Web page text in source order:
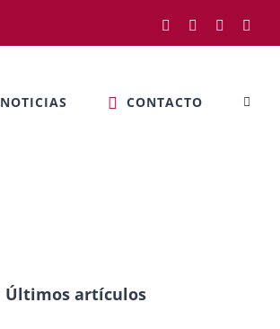
Facebook
TwitterLinkedIn
NOTICIAS CONTACTO
Últimos artículos